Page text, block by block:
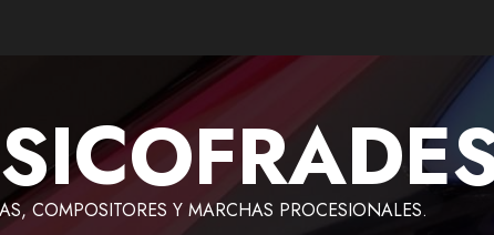
COMPOSITORES Y MARCHAS PROCESIONALES.